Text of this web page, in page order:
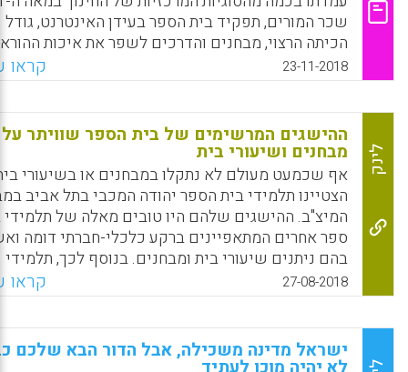
שכר המורים, תפקיד בית הספר בעידן האינטרנט, גודל
הכיתה הרצוי, מבחנים והדרכים לשפר את איכות
WhatsApp
Facebook
Email
X 23-11-2018 קראו
לינק
ההישגים המרשימים של בית הספר שוויתר על
מבחנים ושיעורי בית
אף שכמעט מעולם לא נתקלו במבחנים או בשיעורי
הצטיינו תלמידי בית הספר יהודה המכבי בתל אביב
המיצ"ב. ההישגים שלהם היו טובים מאלה של תלמידי
ספר אחרים המתאפיינים ברקע כלכלי-חברתי דומה
בהם ניתנים שיעורי בית ומבחנים. בנוסף לכך, תלמידי
יהודה המכבי הביעו תחושות חיוביות יותר כלפי בית
מוריהם, חבריהם והלימודים. בית הספר מדורג מעל
הארצי ומעל לממוצע בקרב בתי ספר בעלי רקע דומה
המדדים של מוטיבציה, סקרנות, תחושת מסוגלות
איכותית.
27-08-2018 קראו
ישראל מדינה משכילה, אבל הדור הבא שלכם